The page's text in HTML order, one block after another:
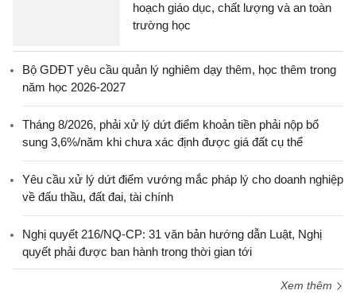
hoạch giáo dục, chất lượng và an toàn
trường học
Bộ GDĐT yêu cầu quản lý nghiêm dạy thêm, học thêm trong
năm học 2026-2027
Tháng 8/2026, phải xử lý dứt điểm khoản tiền phải nộp bổ
sung 3,6%/năm khi chưa xác định được giá đất cụ thể
Yêu cầu xử lý dứt điểm vướng mắc pháp lý cho doanh nghiệp
về đấu thầu, đất đai, tài chính
Nghị quyết 216/NQ-CP: 31 văn bản hướng dẫn Luật, Nghị
quyết phải được ban hành trong thời gian tới
Xem thêm